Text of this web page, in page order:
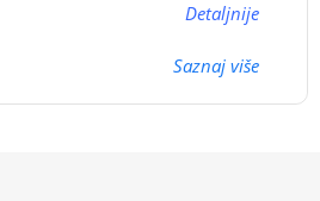
Detaljnije
Saznaj više